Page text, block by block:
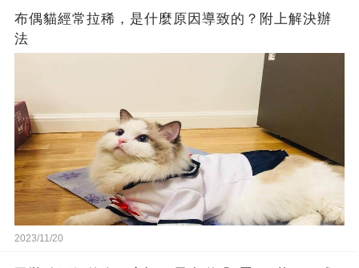
布偶貓經常拉稀，是什麼原因導致的？附上解決辦
法
2023/11/20